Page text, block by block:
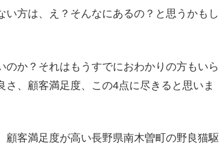
方は、え？そんなにあるの？と思うかもし
か？それはもうすでにおわかりの方もいら
、顧客満足度、この4点に尽きると思いま
客満足度が高い長野県南木曽町の野良猫駆